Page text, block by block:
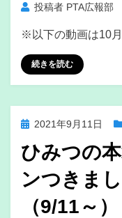
投稿者 PTA広報部
※以下の動画は10
続きを読む
投
日:
2021年9月11日
ひみつの
ンつきま
（9/11～）